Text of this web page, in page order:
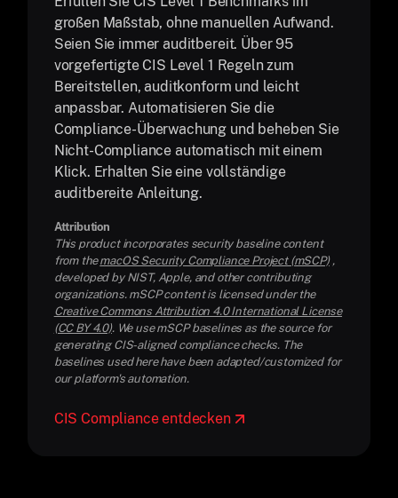
großen Maßstab, ohne manuellen Aufwand.
Seien Sie immer auditbereit. Über 95
vorgefertigte CIS Level 1 Regeln zum
Bereitstellen, auditkonform und leicht
anpassbar. Automatisieren Sie die
Compliance-Überwachung und beheben Sie
Nicht-Compliance automatisch mit einem
Klick. Erhalten Sie eine vollständige
auditbereite Anleitung.
Attribution
This product incorporates security baseline content
from themacOS Security Compliance Project (mSCP),
developed by NIST, Apple, and other contributing
organizations. mSCP content is licensed under the
Creative Commons Attribution 4.0 International License
(CC BY 4.0). We use mSCP baselines as the source for
generating CIS-aligned compliance checks. The
baselines used here have been adapted/customized for
our platform's automation.
CIS Compliance entdecken